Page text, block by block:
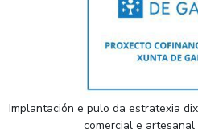
Implantación e pulo da estratexia
comercial e artesanal